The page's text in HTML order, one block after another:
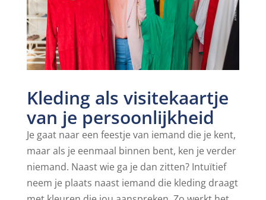
Kleding als visitekaartje
van je persoonlijkheid
Je gaat naar een feestje van iemand die je kent,
maar als je eenmaal binnen bent, ken je verder
niemand. Naast wie ga je dan zitten? Intuïtief
neem je plaats naast iemand die kleding draagt